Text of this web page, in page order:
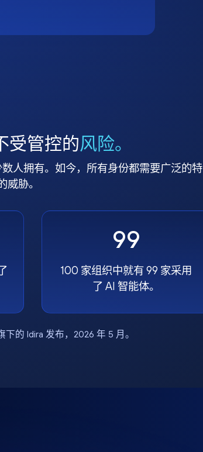
受管控的风险。
人拥有。如今，所有身份都需要广泛的特
胁。
99
100 家组织中就有 99 家采用
了 AI 智能体。
下的 Idira 发布，2026 年 5 月。